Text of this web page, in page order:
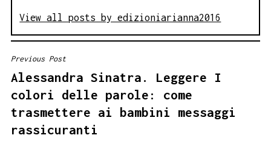
View all posts by edizioniarianna2016
NAVIGAZIONE
ARTICOLI
Previous Post
Alessandra Sinatra. Leggere I
colori delle parole: come
trasmettere ai bambini messaggi
rassicuranti